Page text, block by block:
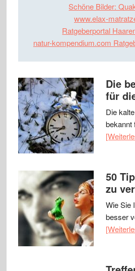
Schöne Bilder:
www.elax-
Ratgeberportal
natur-kompendium.com
Die
für
Die
50
zu
Wie Sie
besser